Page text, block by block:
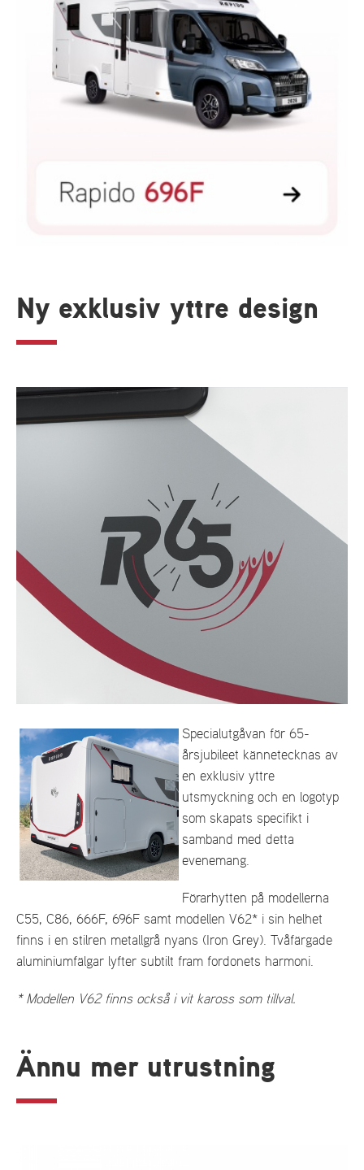
Ny exklusiv yttre design
Specialutgåvan för 65-
årsjubileet kännetecknas av
en exklusiv yttre
utsmyckning och en logotyp
som skapats specifikt i
samband med detta
evenemang.
Förarhytten på modellerna
C55, C86, 666F, 696F samt modellen V62* i sin helhet
finns i en stilren metallgrå nyans (Iron Grey). Tvåfärgade
aluminiumfälgar lyfter subtilt fram fordonets harmoni.
* Modellen V62 finns också i vit kaross som tillval.
Ännu mer utrustning